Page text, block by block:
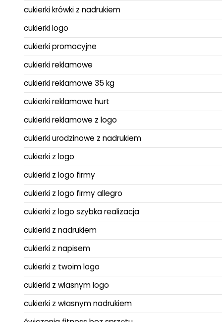
cukierki krówki z nadrukiem
cukierki logo
cukierki promocyjne
cukierki reklamowe
cukierki reklamowe 35 kg
cukierki reklamowe hurt
cukierki reklamowe z logo
cukierki urodzinowe z nadrukiem
cukierki z logo
cukierki z logo firmy
cukierki z logo firmy allegro
cukierki z logo szybka realizacja
cukierki z nadrukiem
cukierki z napisem
cukierki z twoim logo
cukierki z wlasnym logo
cukierki z własnym nadrukiem